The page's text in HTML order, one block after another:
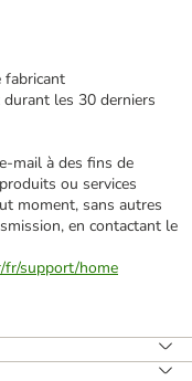
fabricant
les 30 derniers
à des fins de
ou services
moment, sans autres
en contactant le
fr/support/home